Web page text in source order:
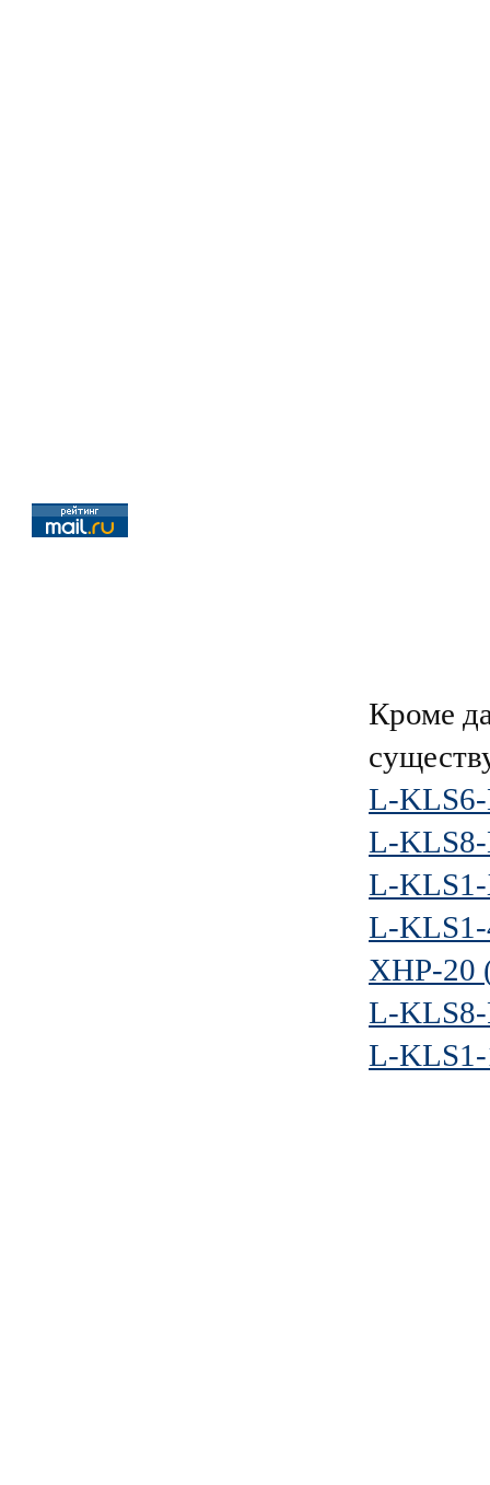
Кроме
L-
L-
L-
L-
XHP-20
L-
L-